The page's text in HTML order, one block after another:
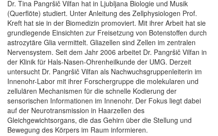
Dr. Tina Pangršič Vilfan hat in Ljubljana Biologie und Musik
(Querflöte) studiert. Unter Anleitung des Zellphysiologen Prof.
Kreft hat sie in der Biomedizin promoviert. Mit ihrer Arbeit hat sie
grundlegende Einsichten zur Freisetzung von Botenstoffen durch
astrozytäre Glia vermittelt. Gliazellen sind Zellen im zentralen
Nervensystem. Seit dem Jahr 2006 arbeitet Dr. Pangršič Vilfan in
der Klinik für Hals-Nasen-Ohrenheilkunde der UMG. Derzeit
untersucht Dr. Pangršič Vilfan als Nachwuchsgruppenleiterin im
Innenohr-Labor mit ihrer Forschergruppe die molekularen und
zellulären Mechanismen für die schnelle Kodierung der
sensorischen Informationen im Innenohr. Der Fokus liegt dabei
auf der Neurotransmission in Haarzellen des
Gleichgewichtsorgans, die das Gehirn über die Stellung und
Bewegung des Körpers im Raum informieren.